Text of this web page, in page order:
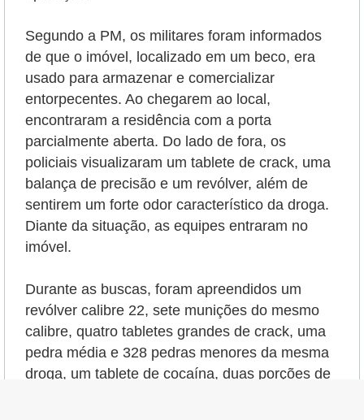
Segundo a PM, os militares foram informados
de que o imóvel, localizado em um beco, era
usado para armazenar e comercializar
entorpecentes. Ao chegarem ao local,
encontraram a residência com a porta
parcialmente aberta. Do lado de fora, os
policiais visualizaram um tablete de crack, uma
balança de precisão e um revólver, além de
sentirem um forte odor característico da droga.
Diante da situação, as equipes entraram no
imóvel.
Durante as buscas, foram apreendidos um
revólver calibre 22, sete munições do mesmo
calibre, quatro tabletes grandes de crack, uma
pedra média e 328 pedras menores da mesma
droga, um tablete de cocaína, duas porções de